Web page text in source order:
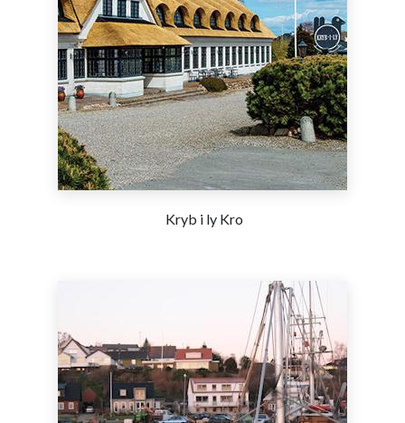
Kryb i ly Kro